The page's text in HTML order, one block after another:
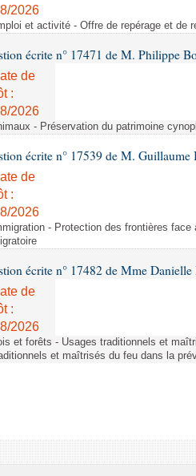
2026
et activité - Offre de repérage et de
écrite n° 17471 de M. Philippe
de
:
2026
- Préservation du patrimoine
écrite n° 17539 de M. Guillaume
de
:
2026
- Protection des frontières
écrite n° 17482 de Mme
de
:
2026
et forêts - Usages traditionnels et
et maîtrisés du feu dans la